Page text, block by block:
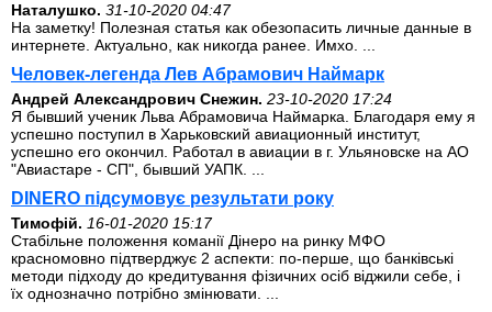
Наталушко. 31-10-2020 04:47
На заметку! Полезная статья как обезопасить личные данные в
интернете. Актуально, как никогда ранее. Имхо. ...
Человек-легенда Лев Абрамович Наймарк
Андрей Александрович Снежин. 23-10-2020 17:24
Я бывший ученик Льва Абрамовича Наймарка. Благодаря ему я
успешно поступил в Харьковский авиационный институт,
успешно его окончил. Работал в авиации в г. Ульяновске на АО
"Авиастаре - СП", бывший УАПК. ...
DINERO підсумовує результати року
Тимофій. 16-01-2020 15:17
Стабільне положення команії Дінеро на ринку МФО
красномовно підтверджує 2 аспекти: по-перше, що банківські
методи підходу до кредитування фізичних осіб віджили себе, і
їх однозначно потрібно змінювати. ...